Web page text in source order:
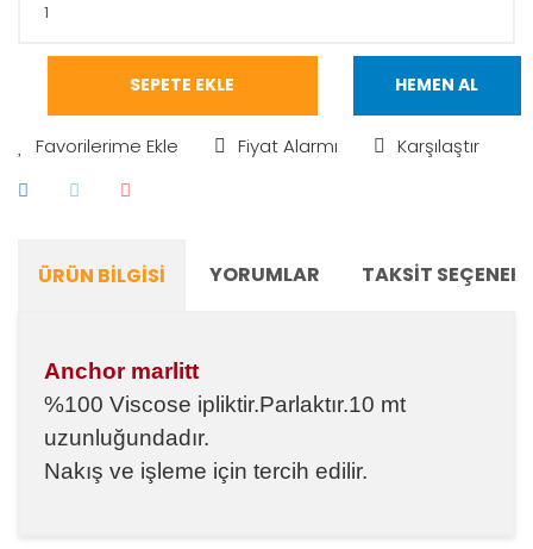
SEPETE EKLE HEMEN AL
Fiyat Alarmı Karşılaştır
ÜRÜN BILGISI YORUMLAR TAKSIT
Anchor marlitt
%100 Viscose ipliktir.Parlaktır.10 mt
uzunluğundadır.
Nakış ve işleme için tercih edilir.